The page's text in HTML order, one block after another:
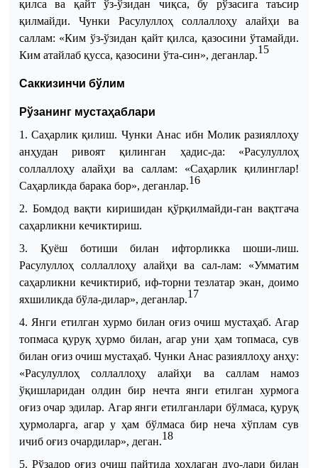
қилса ва қайт ўз-ўзидан чиқса, бу рўзасига таъсир
қилмайди. Чунки Расулуллоҳ соллаллоҳу алайҳи ва
саллам: «Ким ўз-ўзидан қайт қилса, қазосини ўтамайди.
Ким атайлаб қусса, қазосини ўта-син», деганлар.15
Саккизинчи бўлим
Рўзанинг мустаҳаблари
1. Саҳарлик қилиш. Чунки Анас ибн Молик разияллоҳу
анҳудан ривоят қилинган ҳадис-да: «Расулуллоҳ
соллаллоҳу алайҳи ва саллам:
«Саҳарлик қилинглар!
Саҳарликда барака бор», деганлар.16
2. Бомдод вақти киришидан қўрқилмайди-ган вақтгача
саҳарликни кечиктириш.
3. Қуёш ботиши билан ифторликка шоши-лиш.
Расулуллоҳ соллаллоҳу алайҳи ва сал-лам:
«Умматим
саҳарликни кечиктириб, иф-торни тезлатар экан, доимо
яхшиликда бўла-дилар», деганлар.17
4. Янги етилган хурмо билан оғиз очиш мустаҳаб. Агар
топмаса қуруқ ҳурмо билан, агар уни ҳам топмаса, сув
билан оғиз очиш мустаҳаб. Чунки Анас разияллоҳу анҳу:
«Расулуллоҳ соллаллоҳу алайҳи ва саллам намоз
ўқишларидан олдин бир нечта янги етилган хурмога
оғиз очар эдилар. Агар янги етилганлари бўлмаса, қуруқ
ҳурмоларга, агар у ҳам бўлмаса бир неча хўплам сув
ичиб оғиз очардилар», деган.18
5. Рўзадор оғиз очиш пайтида хоҳлаган дуо-лари билан